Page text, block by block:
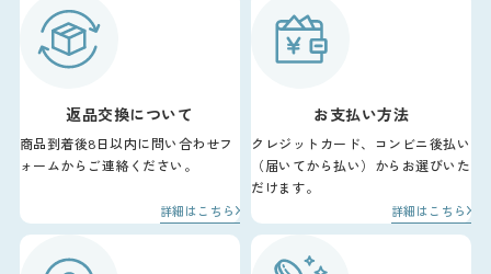
返品交換について
商品到着後8日以内に問い合わせフ
ォームからご連絡ください。
詳細はこちら
お支払い方法
クレジットカード、コンビニ後払い
（届いてから払い）からお選びいた
だけます。
詳細はこちら